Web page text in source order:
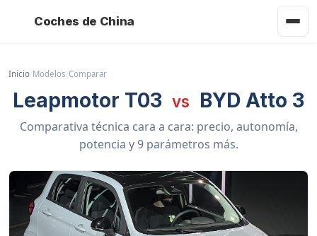
Coches de China
Inicio/Modelos/Comparar
Leapmotor T03 vs BYD Atto 3
Comparativa técnica cara a cara: precio, autonomía,
potencia y 9 parámetros más.